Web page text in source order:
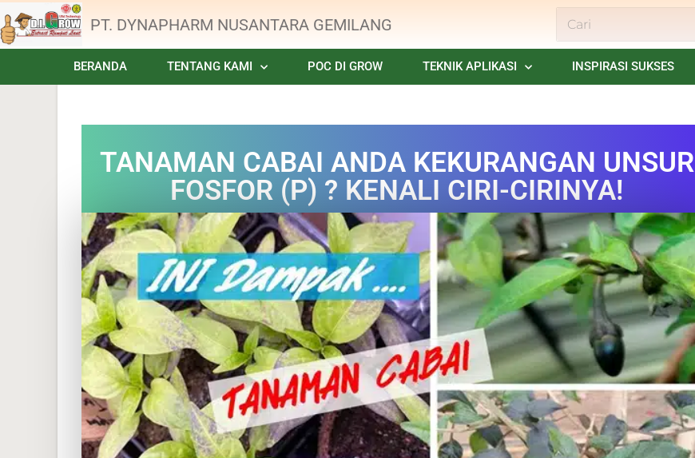
PT. DYNAPHARM NUSANTARA GEMILANG
BERANDA TENTANG KAMI POC DI GROW TEKNIK APLIKASI INSPIRASI SUKSES
TANAMAN CABAI ANDA KEKURANGAN UNSUR
FOSFOR (P) ? KENALI CIRI-CIRINYA!